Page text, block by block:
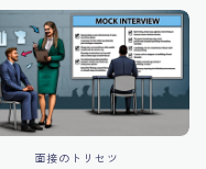
面接のトリセツ